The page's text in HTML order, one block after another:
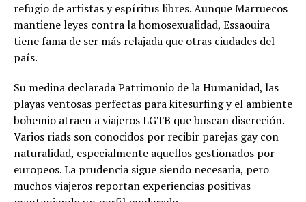
refugio de artistas y espíritus libres. Aunque Marruecos
mantiene leyes contra la homosexualidad, Essaouira
tiene fama de ser más relajada que otras ciudades del
país.
Su medina declarada Patrimonio de la Humanidad, las
playas ventosas perfectas para kitesurfing y el ambiente
bohemio atraen a viajeros LGTB que buscan discreción.
Varios riads son conocidos por recibir parejas gay con
naturalidad, especialmente aquellos gestionados por
europeos. La prudencia sigue siendo necesaria, pero
muchos viajeros reportan experiencias positivas